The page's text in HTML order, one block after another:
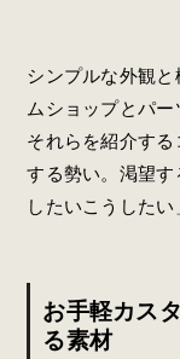
シンプルな外観
ムショップとパ
それらを紹介す
する勢い。渇望
したいこうした
お手軽カス
る素材